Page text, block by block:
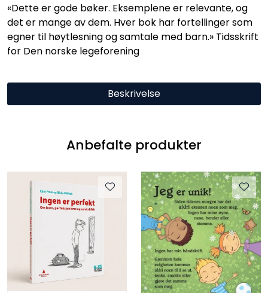
«Dette er gode bøker. Eksemplene er relevante, og
det er mange av dem. Hver bok har fortellinger som
egner til høytlesning og samtale med barn.» Tidsskrift
for Den norske legeforening
Beskrivelse
Anbefalte produkter